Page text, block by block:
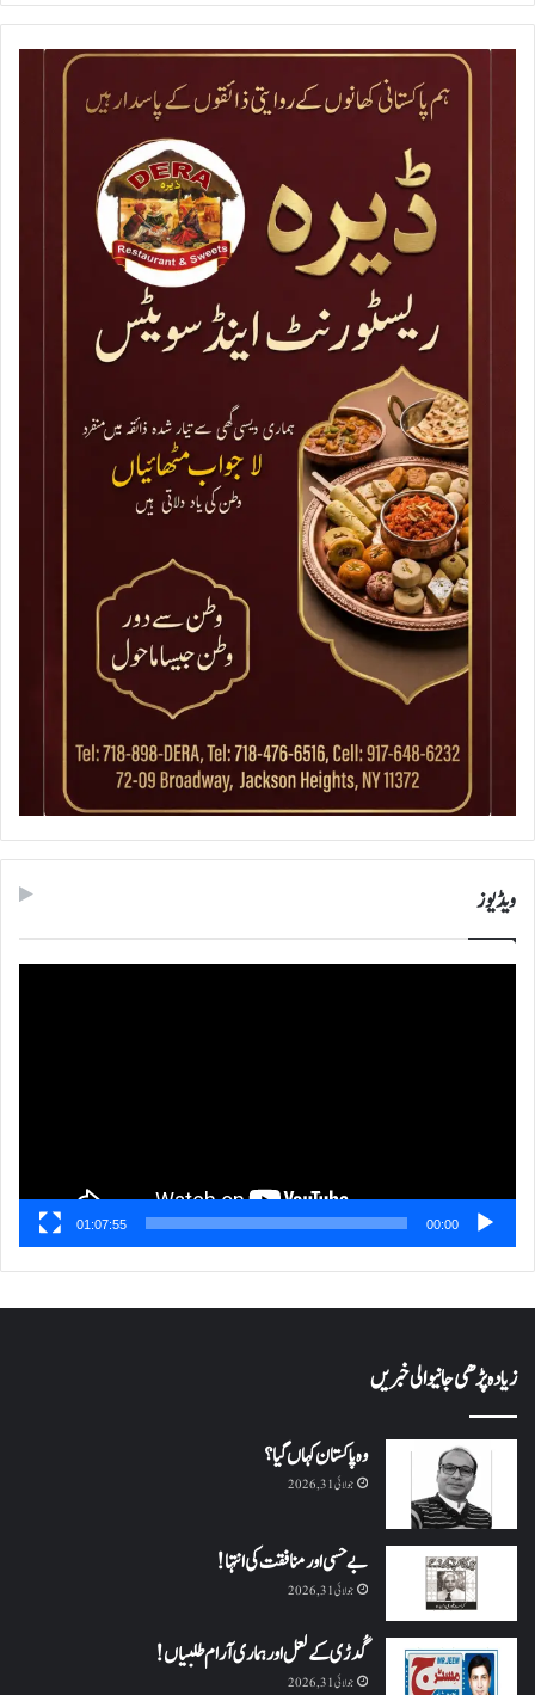
ویڈیوز
00:00
01:07:55
زیادہ پڑھی جانیوالی خبریں
وہ پاکستان کہاں گیا؟
جولائی 31, 2026
بے حسی اور منافقت کی انتہا !
جولائی 31, 2026
گُدڑی کے لعل اور ہماری آرام طلبیاں!
جولائی 31, 2026